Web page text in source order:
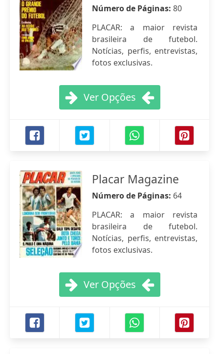
Número de Páginas: 80
PLACAR: a maior revista
brasileira de futebol.
Notícias, perfis, entrevistas,
fotos exclusivas.
Ver Opções
Placar Magazine
Número de Páginas: 64
PLACAR: a maior revista
brasileira de futebol.
Notícias, perfis, entrevistas,
fotos exclusivas.
Ver Opções